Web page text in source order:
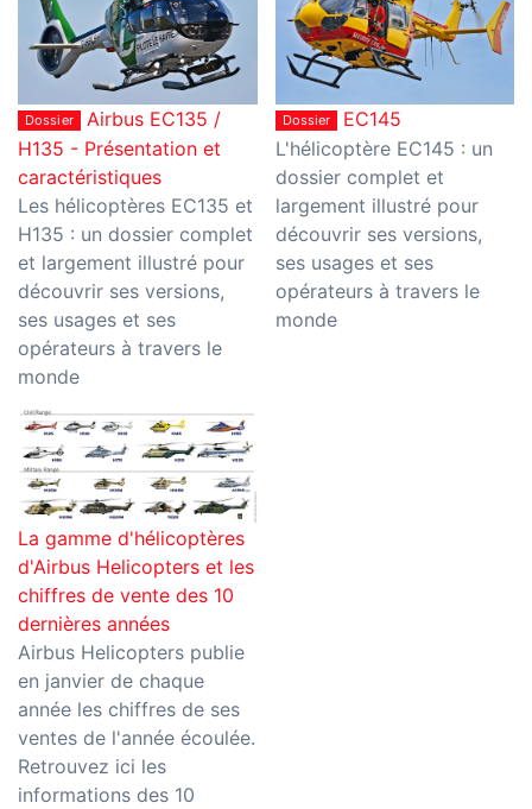
Dossier Airbus EC135 /
H135 - Présentation et
caractéristiques
Les hélicoptères EC135 et
H135 : un dossier complet
et largement illustré pour
découvrir ses versions,
ses usages et ses
opérateurs à travers le
monde
Dossier
EC145
L'hélicoptère EC145 : un
dossier complet et
largement illustré pour
découvrir ses versions,
ses usages et ses
opérateurs à travers le
monde
La gamme d'hélicoptères
d'Airbus Helicopters et les
chiffres de vente des 10
dernières années
Airbus Helicopters publie
en janvier de chaque
année les chiffres de ses
ventes de l'année écoulée.
Retrouvez ici les
informations des 10